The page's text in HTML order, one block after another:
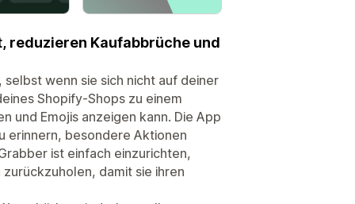
reduzieren Kaufabbrüche und
wenn sie sich nicht auf deiner
Shopify-Shops zu einem
und Emojis anzeigen kann. Die App
erinnern, besondere Aktionen
ist einfach einzurichten,
damit sie ihren